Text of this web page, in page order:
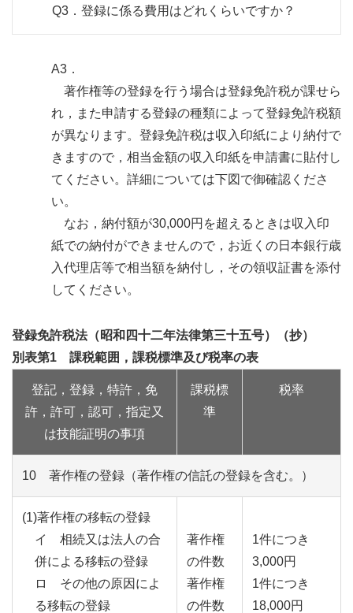
Q3． 登録に係る費用はどれくらいですか？
A3．
著作権等の登録を行う場合は登録免許税が課せら
れ，また申請する登録の種類によって登録免許税額
が異なります。登録免許税は収入印紙により納付で
きますので，相当金額の収入印紙を申請書に貼付し
てください。詳細については下図で御確認くださ
い。
なお，納付額が30,000円を超えるときは収入印
紙での納付ができませんので，お近くの日本銀行歳
入代理店等で相当額を納付し，その領収証書を添付
してください。
登録免許税法（昭和四十二年法律第三十五号）（抄）
別表第1 課税範囲，課税標準及び税率の表
登記，登録，特許，免
許，許可，認可，指定又
は技能証明の事項
課税標
準
税率
10 著作権の登録（著作権の信託の登録を含む。）
(1)著作権の移転の登録
イ 相続又は法人の合
併による移転の登録
ロ その他の原因によ
る移転の登録
著作権
の件数
著作権
の件数
1件につき
3,000円
1件につき
18,000円